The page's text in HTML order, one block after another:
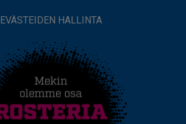
EVÄSTEIDEN HALLINTA